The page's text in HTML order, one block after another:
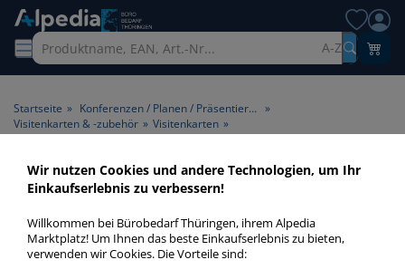
A-Z
Startseite » Konferenzen / Planen / Präsentieren »
Visitenkarten & -zubehör » Visitenkarten »
Sigel LP796 3- Visitenkarten weiß 85 x 55 mm 225g glatte Kanten
Wir nutzen Cookies und andere Technologien, um Ihr
Einkaufserlebnis zu verbessern!
Willkommen bei Bürobedarf Thüringen, ihrem Alpedia
Marktplatz! Um Ihnen das beste Einkaufserlebnis zu bieten,
verwenden wir Cookies. Die Vorteile sind: